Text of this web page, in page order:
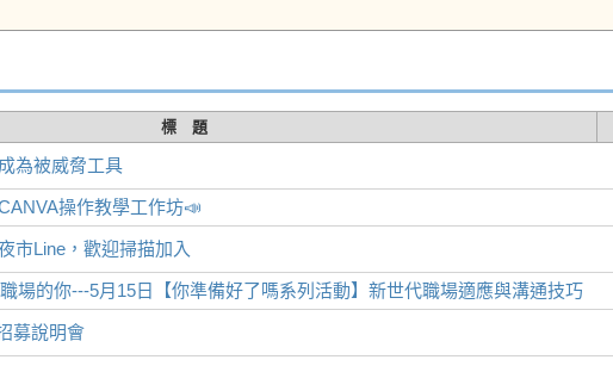
標 題
為被威脅工具
操作教學工作坊📣
市Line，歡迎掃描加入
場的你---5月15日【你準備好了嗎系列活動】新世代職場適應與溝通技巧
募說明會